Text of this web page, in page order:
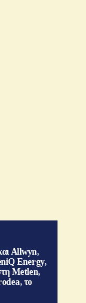
Allwyn,
Energy,
Metlen,
το